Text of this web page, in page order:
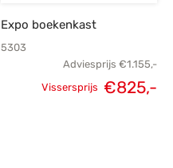
Expo boekenkast
5303
Adviesprijs €1.155,-
Vissersprijs €825,-